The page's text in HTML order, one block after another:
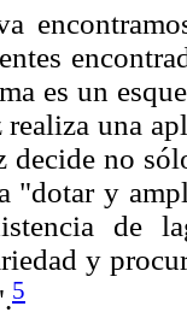
es un
una
decide no
"dotar y
de
y
5